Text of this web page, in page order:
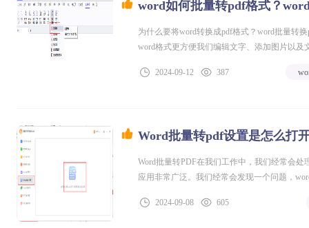
word如何批量转pdf格式？
为什么要将word转换成pdf格式？word批量转
word格式更方便我们编辑文字、添加图片以
word转换成pdf格式，不仅可以保证在传输过
2024-09-12 387
Word批量转pdf设置是怎么打
Word批量转PDF在我们工作中，我们经常会
应用非常广泛。我们经常会发现一个问题，
2024-09-08
605